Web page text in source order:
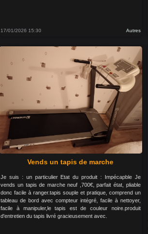
17/01/2026 15:30 Autres
Vends un tapis de marche
Je suis : un particulier Etat du produit : Impécapble Je
vends un tapis de marche neuf ,700€, parfait état, pliable
donc facile à ranger.tapis souple et pratique, comprend un
tableau de bord avec compteur intégré, facile à nettoyer,
facile à manipuler,le tapis est de couleur noire.produit
d'entretien du tapis livré gracieusement avec.